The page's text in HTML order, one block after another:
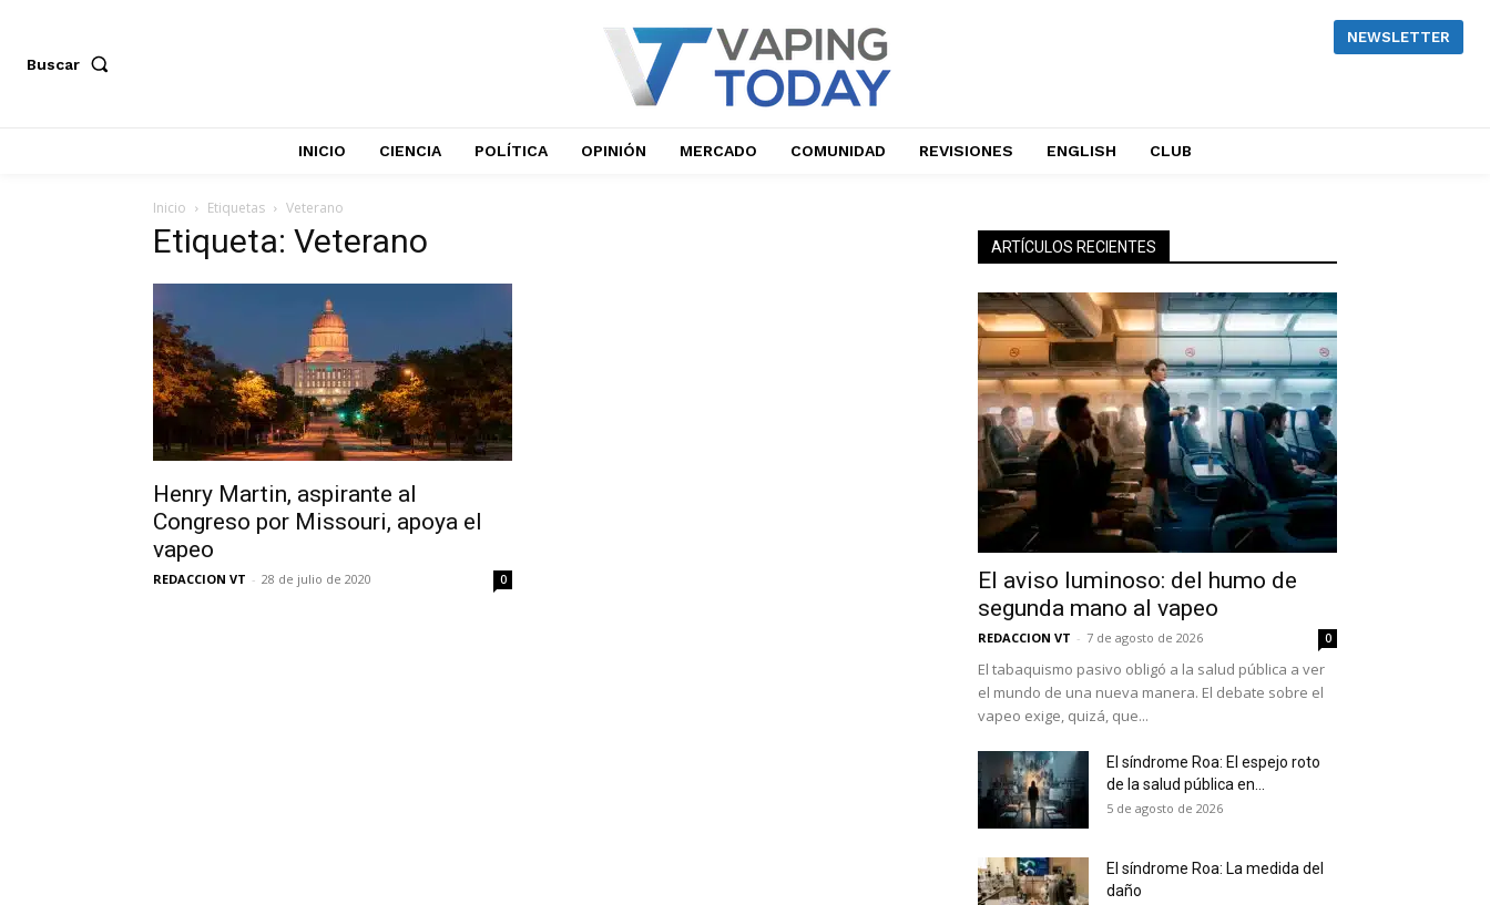
No te pierdas de las últimas
Suscríbete a nuestro boletín diario y recibe todas las
Buscar
NEWSLETTER
INICIO CIENCIA POLÍTICA OPINIÓN MERCADO COMUNIDAD REVISIONES ENGLISH CLUB
Inicio Etiquetas Veterano
Etiqueta: Veterano
Henry Martin, aspirante al
Congreso por Missouri, apoya el
vapeo
REDACCION VT - 28 de julio de 2020 0
ARTÍCULOS RECIENTES
El aviso luminoso: del humo de
segunda mano al vapeo
REDACCION VT - 7 de agosto de 2026 0
El tabaquismo pasivo obligó a la salud pública a ver
el mundo de una nueva manera. El debate sobre el
vapeo exige, quizá, que...
El síndrome Roa: El espejo roto
de la salud pública en...
5 de agosto de 2026
El síndrome Roa: La medida del
daño